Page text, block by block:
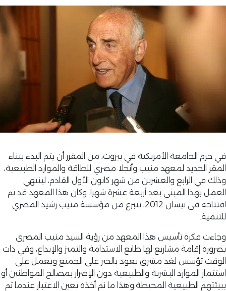
في حرم الجامعة الأمريكية في بيروت، من المقرر أن يتم البدء ببناء
المقر الجديد لمعهد منيب وأنجلا مصري للطاقة والموارد الطبيعية،
وذلك في الرابع والعشرين من شهر كانون الأول القادم، لينتهي
العمل بهذا المبنى بعد أربعة عشرة شهرا. وكان هذا المعهد قد تم
افتتاحه في نيسان 2012، بتبرع من مؤسسة منيب رشيد المصري
للتنمية.
وجاءت فكرة تأسيس هذا المعهد من رؤية السيد منيب المصري
بضرورة إقامة مشاريع لها طابع الاستدامة والتميز والإبداع، وفي ذات
الوقت تؤسس لغد مشرق يعود بالخير على الجميع ويعمل على
استثمار الموارد البشرية والطبيعية دون الإضرار بمصالح المواطنين أو
ببيئتهم الطبيعية المحيطة.وهذا ما نم أخذه بعين الاعتبار عندما تم